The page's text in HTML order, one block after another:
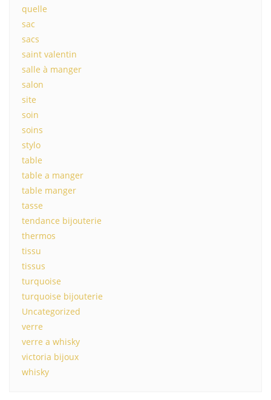
quelle
sac
sacs
saint valentin
salle à manger
salon
site
soin
soins
stylo
table
table a manger
table manger
tasse
tendance bijouterie
thermos
tissu
tissus
turquoise
turquoise bijouterie
Uncategorized
verre
verre a whisky
victoria bijoux
whisky